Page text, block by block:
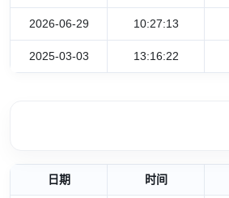
2026-06-29 10:27:13
2025-03-03 13:16:22
日期 时间